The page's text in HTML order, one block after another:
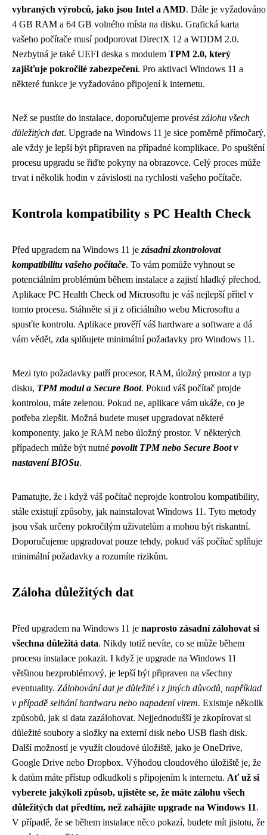
vybraných výrobců, jako jsou Intel a AMD. Dále je vyžadováno
4 GB RAM a 64 GB volného místa na disku. Grafická karta
vašeho počítače musí podporovat DirectX 12 a WDDM 2.0.
Nezbytná je také UEFI deska s modulem TPM 2.0, který
zajišťuje pokročilé zabezpečení. Pro aktivaci Windows 11 a
některé funkce je vyžadováno připojení k internetu.
Než se pustíte do instalace, doporučujeme provést zálohu všech
důležitých dat. Upgrade na Windows 11 je sice poměrně přímočarý,
ale vždy je lepší být připraven na případné komplikace. Po spuštění
procesu upgradu se řiďte pokyny na obrazovce. Celý proces může
trvat i několik hodin v závislosti na rychlosti vašeho počítače.
Kontrola kompatibility s PC Health Check
Před upgradem na Windows 11 je zásadní zkontrolovat
kompatibilitu vašeho počítače. To vám pomůže vyhnout se
potenciálním problémům během instalace a zajistí hladký přechod.
Aplikace PC Health Check od Microsoftu je váš nejlepší přítel v
tomto procesu. Stáhněte si ji z oficiálního webu Microsoftu a
spusťte kontrolu. Aplikace prověří váš hardware a software a dá
vám vědět, zda splňujete minimální požadavky pro Windows 11.
Mezi tyto požadavky patří procesor, RAM, úložný prostor a typ
disku, TPM modul a Secure Boot. Pokud váš počítač projde
kontrolou, máte zelenou. Pokud ne, aplikace vám ukáže, co je
potřeba zlepšit. Možná budete muset upgradovat některé
komponenty, jako je RAM nebo úložný prostor. V některých
případech může být nutné povolit TPM nebo Secure Boot v
nastavení BIOSu.
Pamatujte, že i když váš počítač neprojde kontrolou kompatibility,
stále existují způsoby, jak nainstalovat Windows 11. Tyto metody
jsou však určeny pokročilým uživatelům a mohou být riskantní.
Doporučujeme upgradovat pouze tehdy, pokud váš počítač splňuje
minimální požadavky a rozumíte rizikům.
Záloha důležitých dat
Před upgradem na Windows 11 je naprosto zásadní zálohovat si
všechna důležitá data. Nikdy totiž nevíte, co se může během
procesu instalace pokazit. I když je upgrade na Windows 11
většinou bezproblémový, je lepší být připraven na všechny
eventuality. Zálohování dat je důležité i z jiných důvodů, například
v případě selhání hardwaru nebo napadení virem. Existuje několik
způsobů, jak si data zazálohovat. Nejjednodušší je zkopírovat si
důležité soubory a složky na externí disk nebo USB flash disk.
Další možností je využít cloudové úložiště, jako je OneDrive,
Google Drive nebo Dropbox. Výhodou cloudového úložiště je, že
k datům máte přístup odkudkoli s připojením k internetu. Ať už si
vyberete jakýkoli způsob, ujistěte se, že máte zálohu všech
důležitých dat předtím, než zahájíte upgrade na Windows 11.
V případě, že se během instalace něco pokazí, budete mít jistotu, že